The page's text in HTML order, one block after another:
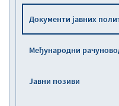
Документи јавних
Међународни
Јавни позиви